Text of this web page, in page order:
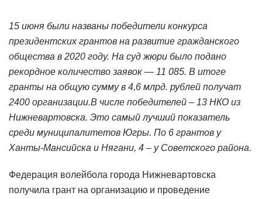
15 июня были названы победители конкурса
президентских грантов на развитие гражданского
общества в 2020 году. На суд жюри было подано
рекордное количество заявок — 11 085. В итоге
гранты на общую сумму в 4,6 млрд. рублей получат
2400 организации.В числе победителей – 13 НКО из
Нижневартовска. Это самый лучший показатель
среди муниципалитетов Югры. По 6 грантов у
Ханты-Мансийска и Нягани, 4 – у Советского района.
Федерация волейбола города Нижневартовска
получила грант на организацию и проведение